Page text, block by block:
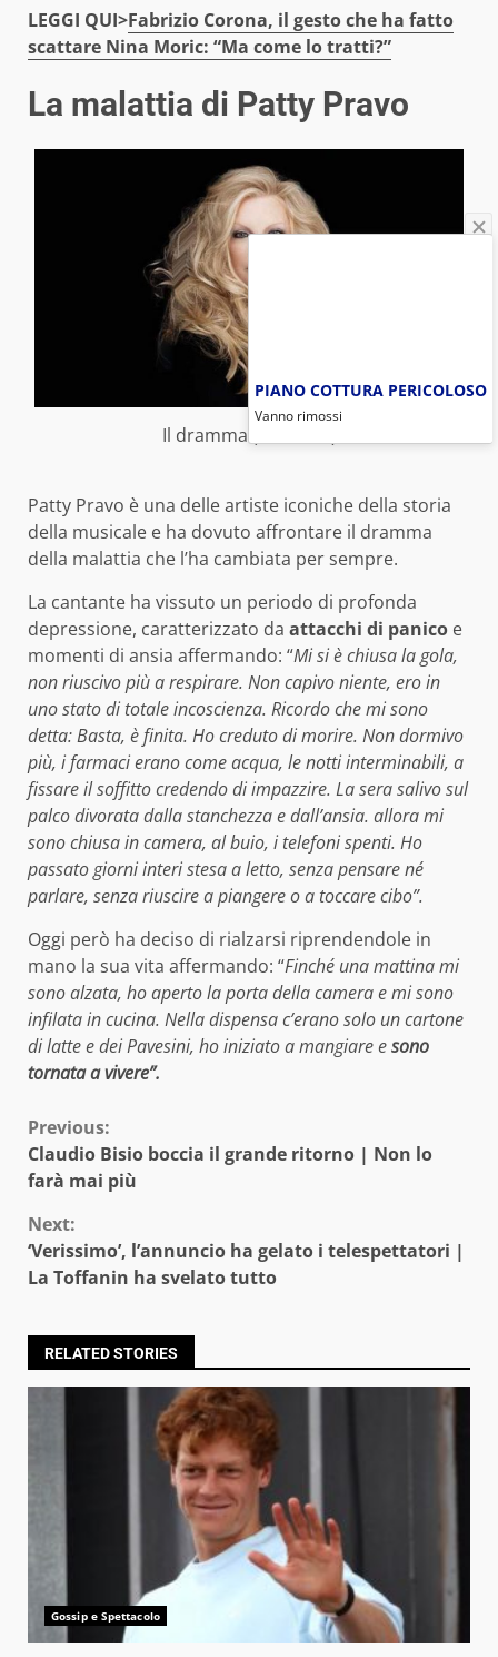
LEGGI QUI>Fabrizio Corona, il gesto che ha fatto
scattare Nina Moric: “Ma come lo tratti?”
La malattia di Patty Pravo
Il dramma (foto web)
Patty Pravo è una delle artiste iconiche della storia
della musicale e ha dovuto affrontare il dramma
della malattia che l’ha cambiata per sempre.
La cantante ha vissuto un periodo di profonda
depressione, caratterizzato da attacchi di panico e
momenti di ansia affermando: “Mi si è chiusa la gola,
non riuscivo più a respirare. Non capivo niente, ero in
uno stato di totale incoscienza. Ricordo che mi sono
detta: Basta, è finita. Ho creduto di morire. Non dormivo
più, i farmaci erano come acqua, le notti interminabili, a
fissare il soffitto credendo di impazzire. La sera salivo sul
palco divorata dalla stanchezza e dall’ansia. allora mi
sono chiusa in camera, al buio, i telefoni spenti. Ho
passato giorni interi stesa a letto, senza pensare né
parlare, senza riuscire a piangere o a toccare cibo”.
Oggi però ha deciso di rialzarsi riprendendole in
mano la sua vita affermando: “Finché una mattina mi
sono alzata, ho aperto la porta della camera e mi sono
infilata in cucina. Nella dispensa c’erano solo un cartone
di latte e dei Pavesini, ho iniziato a mangiare esono
tornata a vivere”.
Continue
Reading
Previous:
Claudio Bisio boccia il grande ritorno | Non lo
farà mai più
Next:
‘Verissimo’, l’annuncio ha gelato i telespettatori |
La Toffanin ha svelato tutto
RELATED STORIES
Gossip e Spettacolo
PIANO COTTURA PERICOLOSO
Vanno rimossi